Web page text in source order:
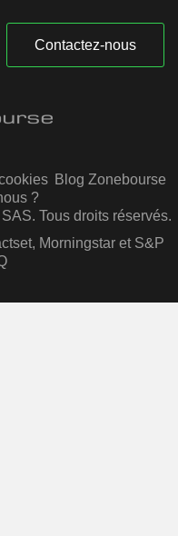
Contactez-nous
Blog Zonebourse
?
Tous droits réservés.
Morningstar et S&P